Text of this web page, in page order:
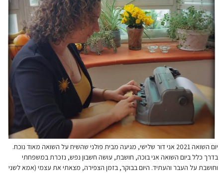
יום השואה 2021 אני דור שלישי, מגיעה מבית פולני שהשיח על השואה מאוד נוכח.
בדרך כלל ביום השואה אני בוכה, חושבת, עושה חשבון נפש, נזכרת במשפחתי
וחושבת על העבר והעתיד. היום בבוקר, בזמן הצפירה, מצאתי את עצמי (אמא לשני